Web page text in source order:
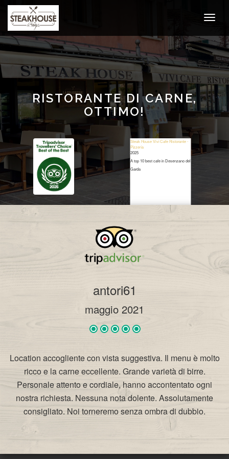
RISTORANTE DI CARNE,
OTTIMO!
Steak House Vivi Cafe Ristorante -
Pizzeria
2025
A top 10 best cafe in Desenzano del
Garda
Restaurant Guru
antori61
maggio 2021
Location accogliente con vista suggestiva. Il menu è molto
ricco e la carne eccellente. Grande varietà di birre.
Personale attento e cordiale, hanno accontentato ogni
nostra richiesta. Nessuna nota dolente. Assolutamente
consigliato. Noi torneremo senza ombra di dubbio.